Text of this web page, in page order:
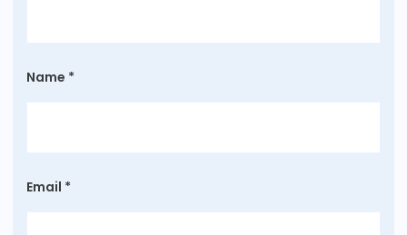
Name *
Email *